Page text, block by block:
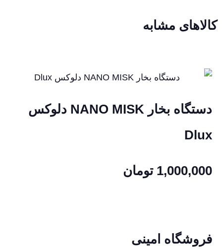
کالاهای مشابه
دستگاه بخار NANO MISK دلوکس
Dlux
1,000,000 تومان
فروشگاه امینی